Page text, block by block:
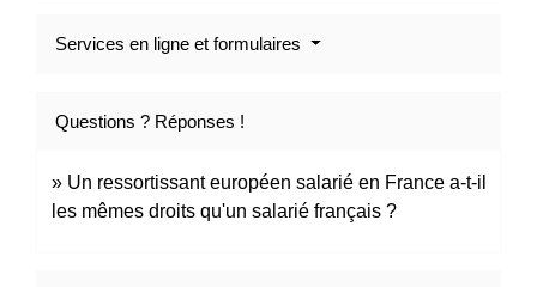
Services en ligne et formulaires
Questions ? Réponses !
Un ressortissant européen salarié en France a-t-il
les mêmes droits qu'un salarié français ?